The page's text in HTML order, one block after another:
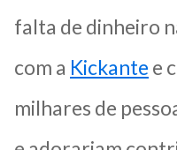
falta de dinheiro
com a Kickante e
milhares de